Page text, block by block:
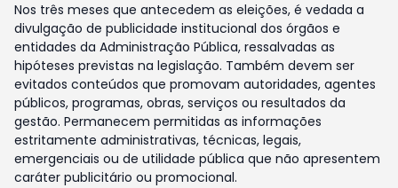
Nos três meses que antecedem as eleições, é vedada a
divulgação de publicidade institucional dos órgãos e
entidades da Administração Pública, ressalvadas as
hipóteses previstas na legislação. Também devem ser
evitados conteúdos que promovam autoridades, agentes
públicos, programas, obras, serviços ou resultados da
gestão. Permanecem permitidas as informações
estritamente administrativas, técnicas, legais,
emergenciais ou de utilidade pública que não apresentem
caráter publicitário ou promocional.